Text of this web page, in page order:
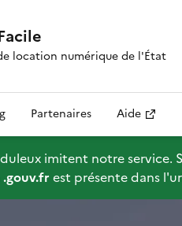
location numérique de l'État
Partenaires Aide
imitent notre service.
.gouv.fr est présente dans